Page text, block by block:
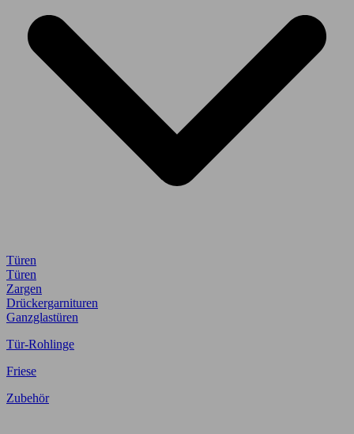
Türen
Türen
Zargen
Drückergarnituren
Ganzglastüren
Tür-Rohlinge
Friese
Zubehör